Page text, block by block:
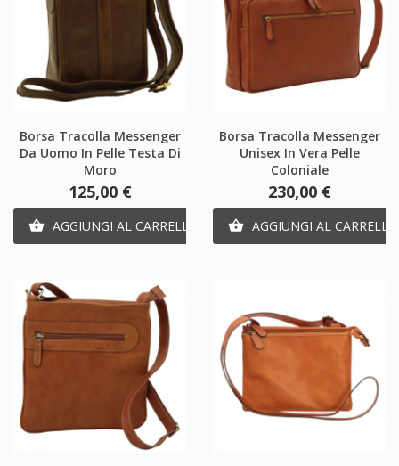
Borsa Tracolla Messenger
Da Uomo In Pelle Testa Di
Moro
Prezzo
125,00 €
 AGGIUNGI AL CARRELLO
Borsa Tracolla Messenger
Unisex In Vera Pelle
Coloniale
Prezzo
230,00 €
 AGGIUNGI AL CARRELLO